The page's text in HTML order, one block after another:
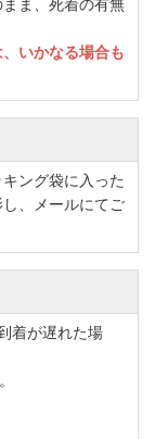
いかなる場合も
ング袋に入った
、メールにてご
着が遅れた場